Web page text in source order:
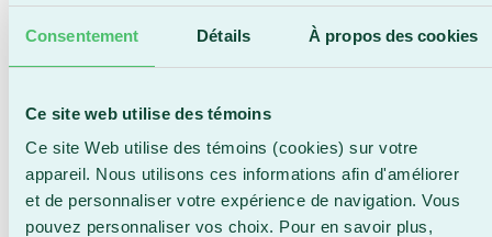
Consentement Détails À propos des cookies
Ce site web utilise des témoins
Ce site Web utilise des témoins (cookies) sur votre
appareil. Nous utilisons ces informations afin d'améliorer
et de personnaliser votre expérience de navigation. Vous
pouvez personnaliser vos choix. Pour en savoir plus,
futures afin qu’elles gardent d’aussi bons souvenirs
de leur passage que moi. J’ai toujours considéré
que le Cégep était une institution d’importance
tenu à cœur », souligne le nouveau directeur.
Le Cégep Beauce-Appalaches tient à souhaiter la
bienvenue à monsieur Dutil et lui assure tout son
soutien.